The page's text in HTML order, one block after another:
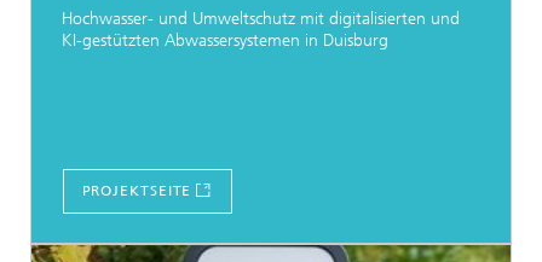
Hochwasser- und Umweltschutz mit digitalisierten und
KI-gestützten Abwassersystemen in Duisburg
PROJEKTSEITE